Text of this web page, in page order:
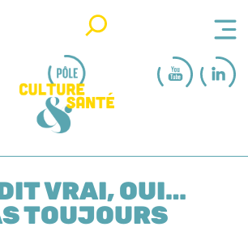
VRAI, OUI…
TOUJOURS